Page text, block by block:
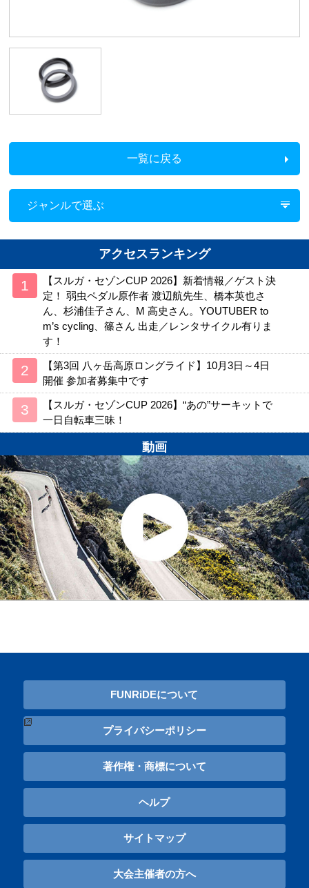
一覧に戻る
ジャンルで選ぶ
アクセスランキング
【スルガ・セゾンCUP 2026】新着情報／ゲスト決
定！ 弱虫ペダル原作者 渡辺航先生、橋本英也さ
ん、杉浦佳子さん、M 高史さん。YOUTUBER to
m’s cycling、篠さん 出走／レンタサイクル有りま
す！
【第3回 八ヶ岳高原ロングライド】10月3日～4日
開催 参加者募集中です
【スルガ・セゾンCUP 2026】“あの”サーキットで
一日自転車三昧！
動画
FUNRiDEについて
プライバシーポリシー
著作権・商標について
ヘルプ
サイトマップ
大会主催者の方へ